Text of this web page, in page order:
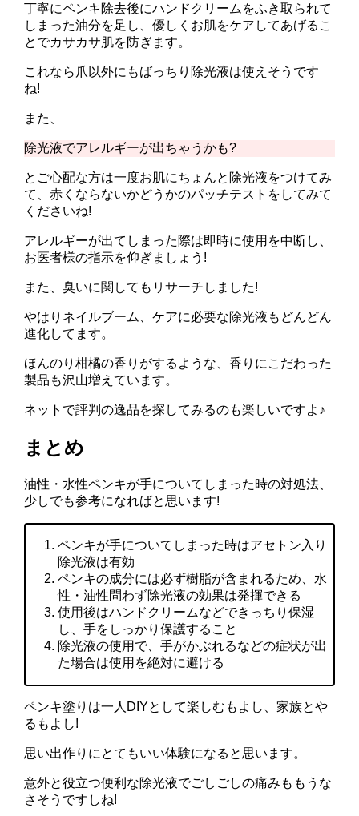
丁寧にペンキ除去後にハンドクリームをふき取られて
しまった油分を足し、優しくお肌をケアしてあげるこ
とでカサカサ肌を防ぎます。
これなら爪以外にもばっちり除光液は使えそうです
ね!
また、
除光液でアレルギーが出ちゃうかも?
とご心配な方は一度お肌にちょんと除光液をつけてみ
て、赤くならないかどうかのパッチテストをしてみて
くださいね!
アレルギーが出てしまった際は即時に使用を中断し、
お医者様の指示を仰ぎましょう!
また、臭いに関してもリサーチしました!
やはりネイルブーム、ケアに必要な除光液もどんどん
進化してます。
ほんのり柑橘の香りがするような、香りにこだわった
製品も沢山増えています。
ネットで評判の逸品を探してみるのも楽しいですよ♪
まとめ
油性・水性ペンキが手についてしまった時の対処法、
少しでも参考になればと思います!
ペンキが手についてしまった時はアセトン入り
除光液は有効
ペンキの成分には必ず樹脂が含まれるため、水
性・油性問わず除光液の効果は発揮できる
使用後はハンドクリームなどできっちり保湿
し、手をしっかり保護すること
除光液の使用で、手がかぶれるなどの症状が出
た場合は使用を絶対に避ける
ペンキ塗りは一人DIYとして楽しむもよし、家族とや
るもよし!
思い出作りにとてもいい体験になると思います。
意外と役立つ便利な除光液でごしごしの痛みももうな
さそうですしね!